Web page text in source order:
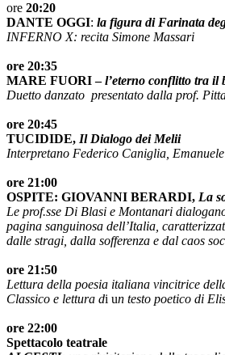
ore 20:20
DANTE OGGI: la figura di Farinata
INFERNO X: recita Simone Massari
ore 20:35
MARE FUORI – l’eterno conflitto tra il
Duetto danzato presentato dalla prof.
ore 20:45
TUCIDIDE, Il Dialogo dei Melii
Interpretano Federico Caniglia,
ore 21:00
OSPITE: GIOVANNI BERARDI, La
Le prof.sse Di Blasi e Montanari
pagina sanguinosa dell’Italia,
dalle stragi, dalla sofferenza e dal caos
ore 21:50
Lettura della poesia italiana vincitrice
Classico e lettura di un testo poetico di
ore 22:00
Spettacolo teatrale